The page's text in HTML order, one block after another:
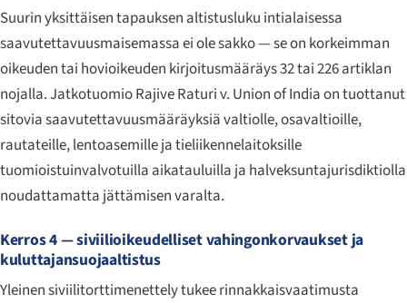
Suurin yksittäisen tapauksen altistusluku intialaisessa
saavutettavuusmaisemassa ei ole sakko — se on korkeimman
oikeuden tai hovioikeuden kirjoitusmääräys 32 tai 226 artiklan
nojalla. JatkotuomioRajive Raturi v. Union of Indiaon tuottanut
sitovia saavutettavuusmääräyksiä valtiolle, osavaltioille,
rautateille, lentoasemille ja tieliikennelaitoksille
tuomioistuinvalvotuilla aikatauluilla ja halveksuntajurisdiktiolla
noudattamatta jättämisen varalta.
Kerros 4 — siviilioikeudelliset vahingonkorvaukset ja
kuluttajansuojaaltistus
Yleinen siviilitorttimenettely tukee rinnakkaisvaatimusta